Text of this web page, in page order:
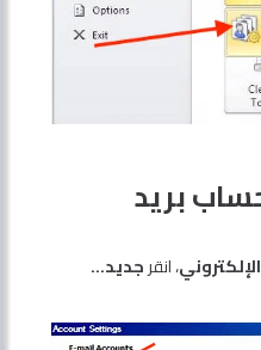
حساب بريد
، انقرجديد…